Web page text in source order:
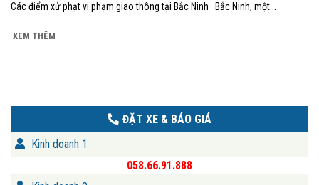
Các điểm xử phạt vi phạm giao thông tại Bắc Ninh Bắc Ninh, một...
XEM THÊM
ĐẶT XE & BÁO GIÁ
Kinh doanh 1
058.66.91.888